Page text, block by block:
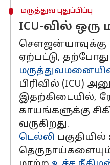
மருத்துவ புதுப்பிப்பு
ICU-வில்
சௌஜன்யாவுக்கு
ஏற்பட்டு,
பிரிவில் (ICU)
இதற்கிடையில்,
காயங்களுக்கு
வருகிறது.
டெல்லி